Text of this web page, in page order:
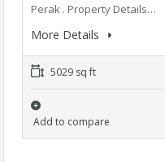
Perak . Property Details…
More Details
5029 sq ft
Add to compare